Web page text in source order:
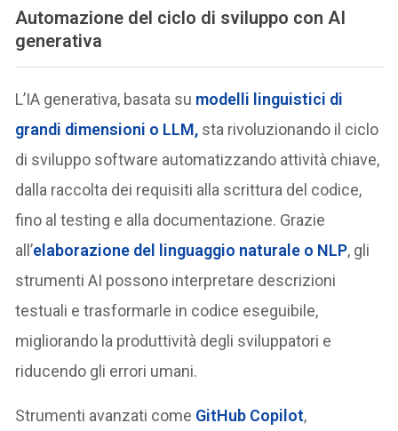
Automazione del ciclo di sviluppo con AI
generativa
L’IA generativa, basata su modelli linguistici di
grandi dimensioni o LLM, sta rivoluzionando il ciclo
di sviluppo software automatizzando attività chiave,
dalla raccolta dei requisiti alla scrittura del codice,
fino al testing e alla documentazione. Grazie
all’elaborazione del linguaggio naturale o NLP, gli
strumenti AI possono interpretare descrizioni
testuali e trasformarle in codice eseguibile,
migliorando la produttività degli sviluppatori e
riducendo gli errori umani.
Strumenti avanzati come GitHub Copilot,